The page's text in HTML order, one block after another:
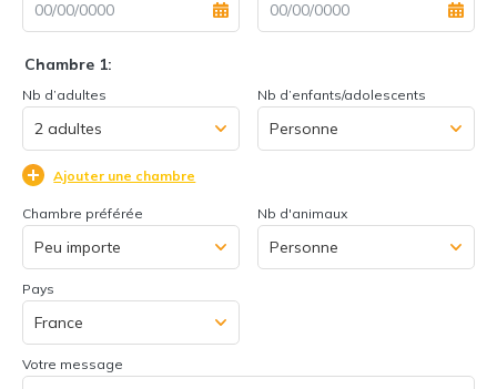
Chambre 1:
Nb d’adultes Nb d’enfants/adolescents
Ajouter une chambre
Chambre préférée Nb d'animaux
Pays
Votre message